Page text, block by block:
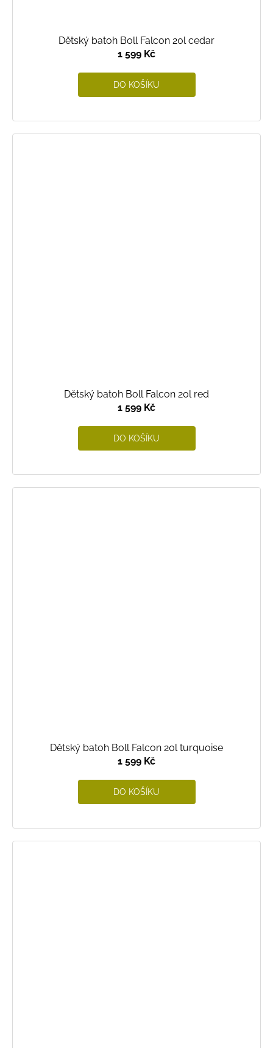
Dětský batoh Boll Falcon 20l cedar
1 599 Kč
DO KOŠÍKU
Dětský batoh Boll Falcon 20l red
1 599 Kč
DO KOŠÍKU
Dětský batoh Boll Falcon 20l turquoise
1 599 Kč
DO KOŠÍKU